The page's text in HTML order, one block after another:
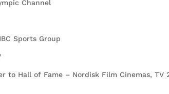
Channel
Sports Group
to Hall of Fame – Nordisk Film Cinemas, TV